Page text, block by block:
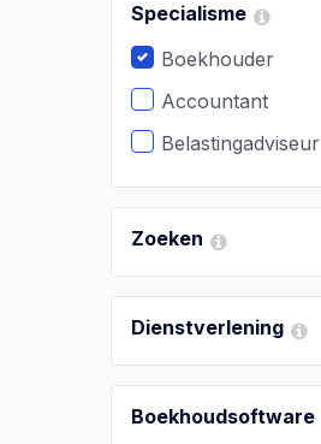
Specialisme
Boekhouder
Accountant
Belastingadviseur
Zoeken
Dienstverlening
Boekhoudsoftware